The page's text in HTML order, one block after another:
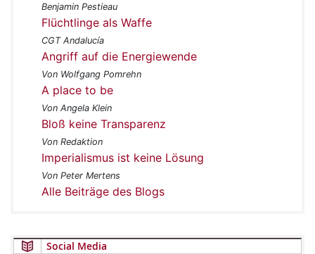
Benjamin Pestieau
Flüchtlinge als Waffe
CGT Andalucía
Angriff auf die Energiewende
Von Wolfgang Pomrehn
A place to be
Von Angela Klein
Bloß keine Transparenz
Von Redaktion
Imperialismus ist keine Lösung
Von Peter Mertens
Alle Beiträge des Blogs
Social Media